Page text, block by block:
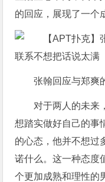
的回应，展现了一个
张翰回应与郑爽
对于两人的未来
想踏实做好自己的事
的心态，他并不想过
诺什么。这一种态度
个更加成熟和理性的